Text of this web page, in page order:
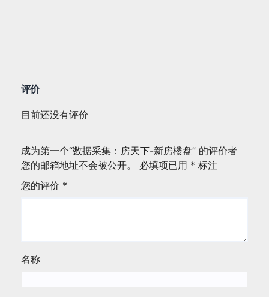
评价
目前还没有评价
成为第一个“数据采集：房天下-新房楼盘” 的评价者
您的邮箱地址不会被公开。
必填项已用 * 标注
您的评价 *
名称